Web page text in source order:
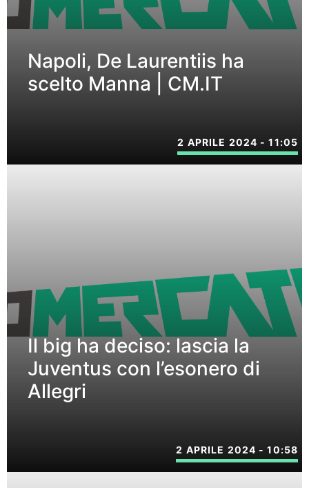
Napoli, De Laurentiis ha
scelto Manna | CM.IT
2 APRILE 2024 - 11:05
Il big ha deciso: lascia la
Juventus con l’esonero di
Allegri
2 APRILE 2024 - 10:58